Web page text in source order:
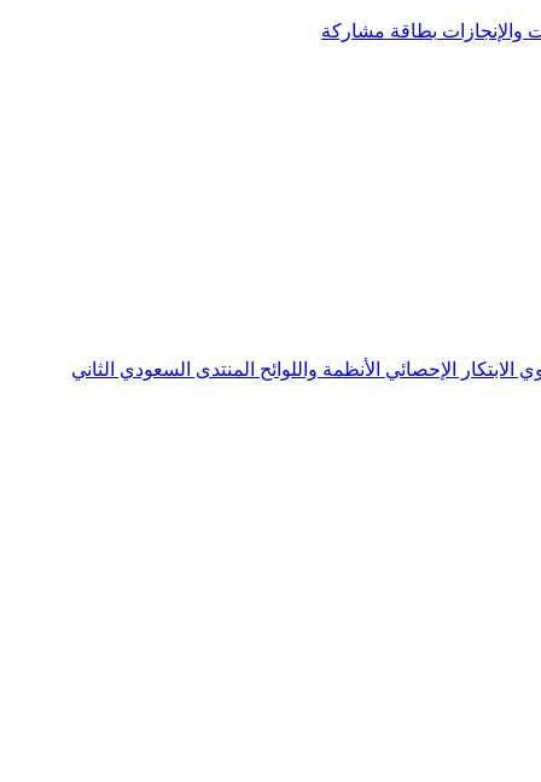
والإنجازات بطاقة مشاركة
الابتكار الإحصائي الأنظمة واللوائح المنتدى السعودي الثاني